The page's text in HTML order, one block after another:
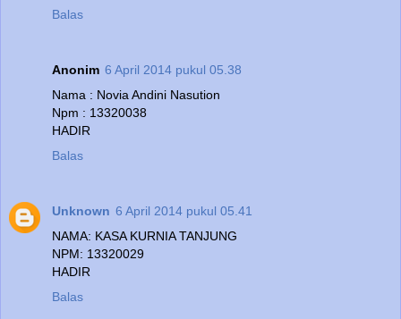
Balas
Anonim 6 April 2014 pukul 05.38
Nama : Novia Andini Nasution
Npm : 13320038
HADIR
Balas
Unknown 6 April 2014 pukul 05.41
NAMA: KASA KURNIA TANJUNG
NPM: 13320029
HADIR
Balas